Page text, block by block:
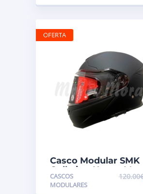
Casco Modular SMK
Gullwing Negro Mate
CASCOS
MODULARES
120.00
OFERTA